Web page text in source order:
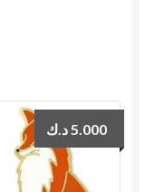
5.000د.ك